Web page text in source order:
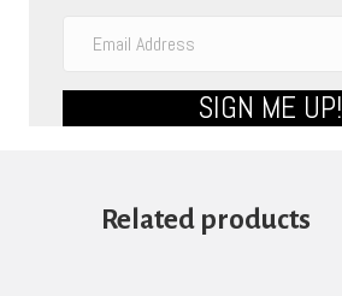
SIGN ME UP!
Related products